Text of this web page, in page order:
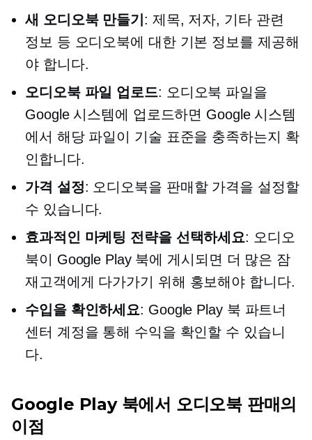
새 오디오북 만들기 : 제목, 저자, 기타 관련
정보 등 오디오북에 대한 기본 정보를 제공해
야 합니다.
오디오북 파일 업로드: 오디오북 파일을
Google 시스템에 업로드하면 Google 시스템
에서 해당 파일이 기술 표준을 충족하는지 확
인합니다.
가격 설정: 오디오북을 판매할 가격을 설정할
수 있습니다.
효과적인 마케팅 전략을 선택하세요: 오디오
북이 Google Play 북에 게시되면 더 많은 잠
재고객에게 다가가기 위해 홍보해야 합니다.
수입을 확인하세요: Google Play 북 파트너
센터 계정을 통해 수익을 확인할 수 있습니
다.
Google Play 북에서 오디오북 판매의
이점